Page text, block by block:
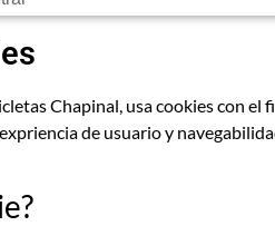
Chapinal, usa cookies con
de usuario y